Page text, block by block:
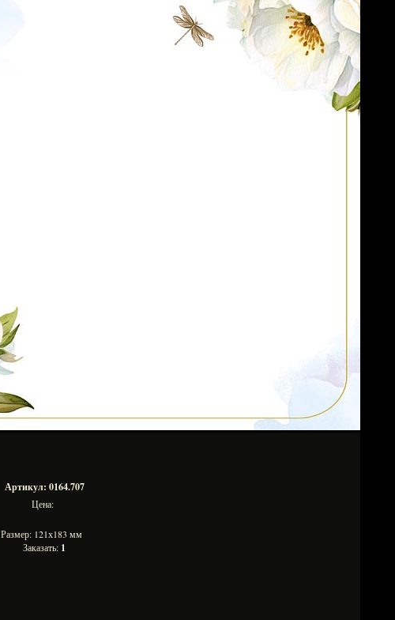
Артикул: 0164.707
Цена:
Размер: 121х183 мм
Заказать: 1